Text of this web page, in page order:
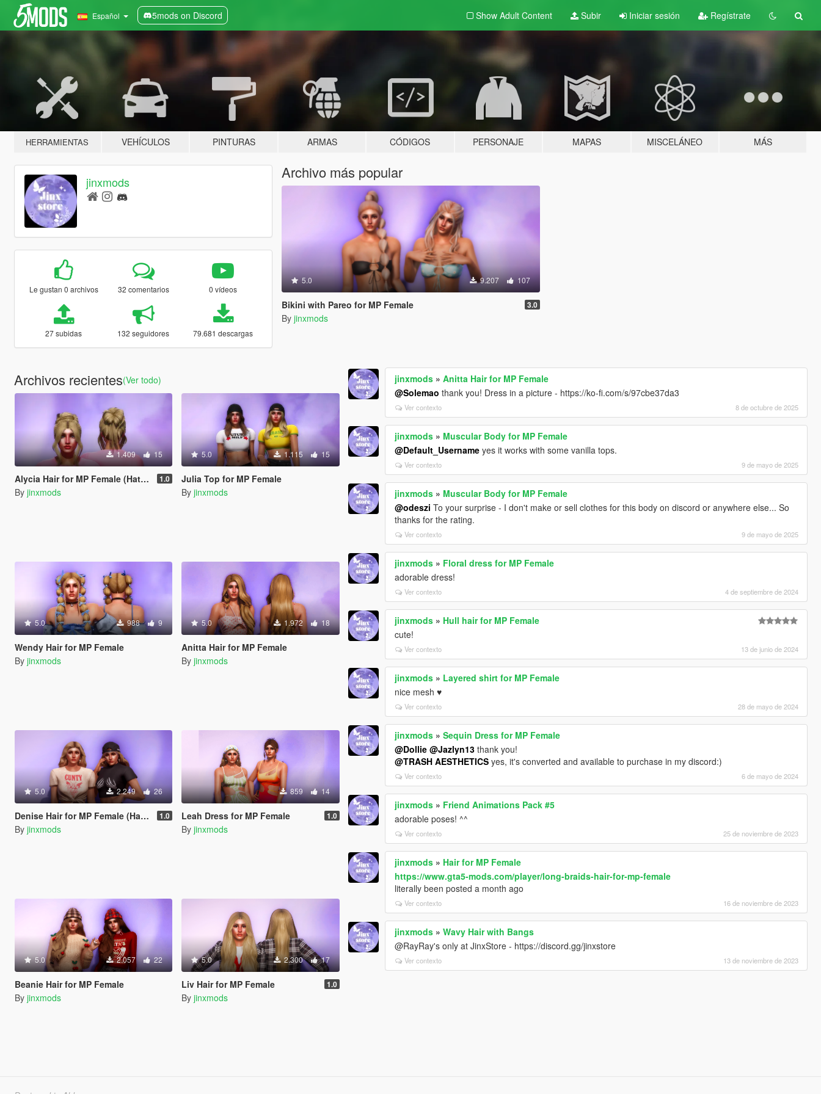
Español 5mods on Discord Show Adult Content Subir Iniciar sesión Regístrate
HERRAMIENTAS VEHÍCULOS PINTURAS ARMAS CÓDIGOS PERSONAJE MAPAS MISCELÁNEO MÁS
jinxmods
Le gustan 0 archivos 32 comentarios 0 vídeos
27 subidas 132 seguidores 79.681 descargas
Archivo más popular
5.0 9.207 107
Bikini with Pareo for MP Female 3.0
By jinxmods
Archivos recientes(Ver todo)
1.409 15
Alycia Hair for MP Female (Hat Compatible) 1.0
By jinxmods
5.0 1.115 15
Julia Top for MP Female
By jinxmods
5.0 988 9
Wendy Hair for MP Female
By jinxmods
5.0 1.972 18
Anitta Hair for MP Female
By jinxmods
5.0 2.249 26
Denise Hair for MP Female (Hat Compatible) 1.0
By jinxmods
859 14
Leah Dress for MP Female 1.0
By jinxmods
5.0 2.057 22
Beanie Hair for MP Female
By jinxmods
5.0 2.300 17
Liv Hair for MP Female 1.0
By jinxmods
jinxmods »Anitta Hair for MP Female
@Solemao thank you! Dress in a picture - https://ko-fi.com/s/97cbe37da3
Ver contexto 8 de octubre de 2025
jinxmods » Muscular Body for MP Female
@Default_Username yes it works with some vanilla tops.
Ver contexto 9 de mayo de 2025
jinxmods » Muscular Body for MP Female
@odeszi To your surprise - I don't make or sell clothes for this body on discord or anywhere else... So
thanks for the rating.
Ver contexto 9 de mayo de 2025
jinxmods » Floral dress for MP Female
adorable dress!
Ver contexto 4 de septiembre de 2024
jinxmods » Hull hair for MP Female
cute!
Ver contexto 13 de junio de 2024
jinxmods » Layered shirt for MP Female
nice mesh ♥
Ver contexto 28 de mayo de 2024
jinxmods »Sequin Dress for MP Female
@Dollie @Jazlyn13 thank you!
@TRASH AESTHETICS yes, it's converted and available to purchase in my discord:)
Ver contexto 6 de mayo de 2024
jinxmods » Friend Animations Pack #5
adorable poses! ^^
Ver contexto 25 de noviembre de 2023
jinxmods » Hair for MP Female
https://www.gta5-mods.com/player/long-braids-hair-for-mp-female
literally been posted a month ago
Ver contexto 16 de noviembre de 2023
jinxmods »Wavy Hair with Bangs
@RayRay's only at JinxStore - https://discord.gg/jinxstore
Ver contexto 13 de noviembre de 2023